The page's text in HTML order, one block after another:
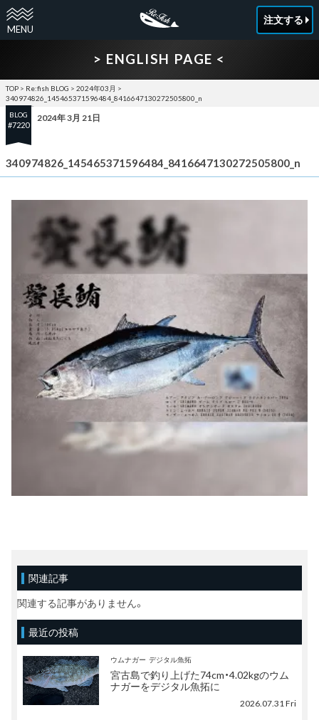
注文する
> ENGLISH PAGE <
TOP > Re:fish BLOG > 2024年03月 >
340974826_145465371596484_8416647130272505800_n
BLOG
#7220
2024年 3月 21日
340974826_145465371596484_8416647130272505800_n
関連記事
関連する記事がありません。
最近の投稿
ウムナガー デジタル魚拓
宮古島で釣り上げた74cm・4.02kgのウム
ナガーをデジタル魚拓に
2026.07.31 Fri